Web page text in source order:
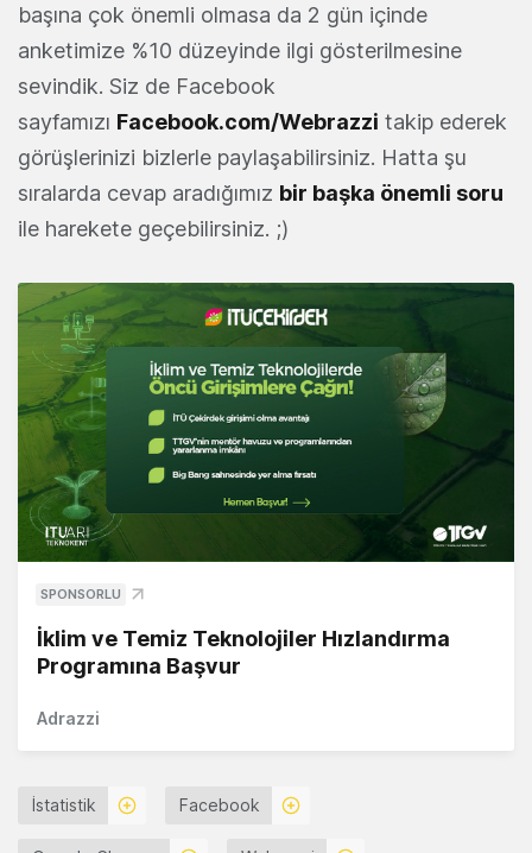
başına çok önemli olmasa da 2 gün içinde
anketimize %10 düzeyinde ilgi gösterilmesine
sevindik. Siz de Facebook
sayfamızı Facebook.com/Webrazzi takip ederek
görüşlerinizi bizlerle paylaşabilirsiniz. Hatta şu
sıralarda cevap aradığımız bir başka önemli soru
ile harekete geçebilirsiniz. ;)
SPONSORLU
İklim ve Temiz Teknolojiler Hızlandırma
Programına Başvur
Adrazzi
İstatistik Facebook